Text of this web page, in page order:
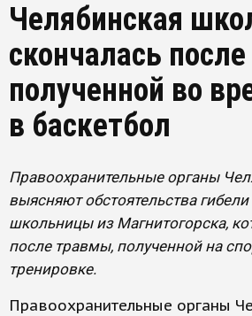
Челябинская
скончалась
полученной во
в баскетбол
Правоохранительные органы
выясняют обстоятельства
школьницы из Магнитогорска,
после травмы, полученной на
тренировке.
Правоохранительные органы